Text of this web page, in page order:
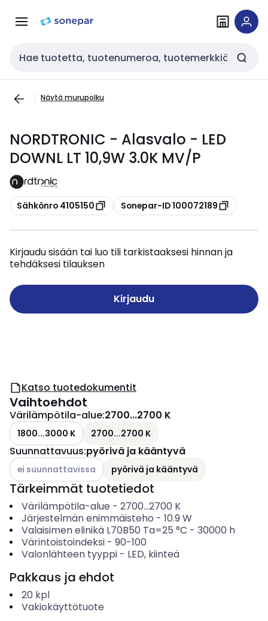
navigointiinsisältöön
Haku
Näytä murupolku
NORDTRONIC - Alasvalo - LED
DOWNL LT 10,9W 3.0K MV/P
Kopioi
Sähkönro 4105150 Kopioi
Sonepar-ID 100072189
Kirjaudu sisään tai luo tili tarkistaaksesi hinnan ja
tehdäksesi tilauksen
Kirjaudu
Katso tuotedokumentit
Vaihtoehdot
Värilämpötila-alue:2700...2700 K
1800...3000 K 2700...2700 K
Suunnattavuus:pyörivä ja kääntyvä
Katso käytettävissä olevat vaihtoehdot
ei suunnattavissa pyörivä ja kääntyvä
Tärkeimmät tuotetiedot
Värilämpötila-alue - 2700...2700 K
Järjestelmän enimmäisteho - 10.9 W
Valaisimen elinikä L70B50 Ta=25 °C - 30000 h
Värintoistoindeksi- 90-100
Valonlähteen tyyppi- LED, kiinteä
Pakkaus ja ehdot
20 kpl
Vakiokäyttötuote